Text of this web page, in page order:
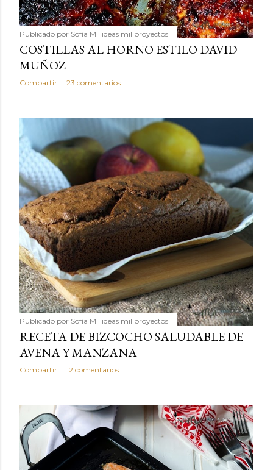
Publicado por Sofía Mil ideas mil proyectos
COSTILLAS AL HORNO ESTILO DAVID
MUÑOZ
Compartir 23 comentarios
Publicado por Sofía Mil ideas mil proyectos
RECETA DE BIZCOCHO SALUDABLE DE
AVENA Y MANZANA
Compartir 12 comentarios